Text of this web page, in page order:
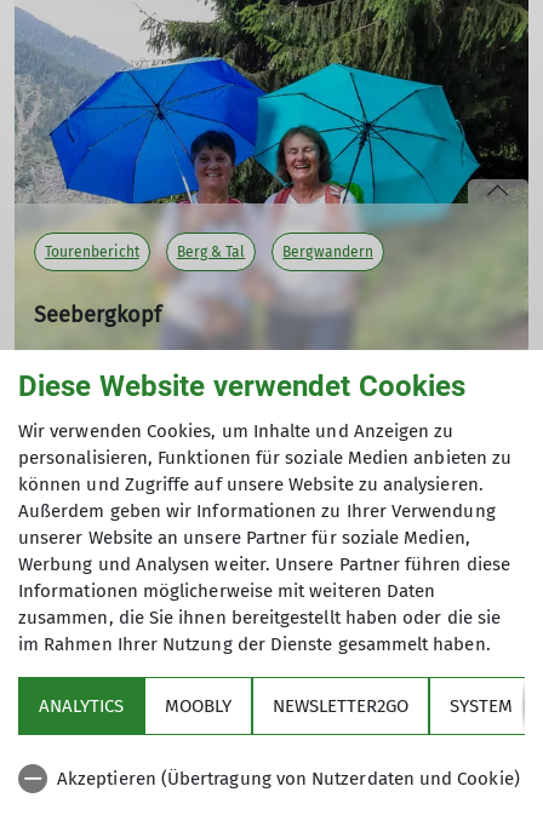
mehr erfahren
Tourenbericht Berg & Tal Bergwandern
Seebergkopf
02.08.2023
Michael Sanftl war mit seinen Teilnehmerinnen wieder
unterwegs.
mehr erfahren
Andere Themen
Berg & Bier Bergsteigen Bergwandern Bikegruppe
Das Bergteam
Mountain- und Gravelbike Tour Mountainbiken
Tourenbericht
Links
Unsere Sektion
Diese Website verwendet Cookies
Wir verwenden Cookies, um Inhalte und Anzeigen zu
personalisieren, Funktionen für soziale Medien anbieten zu
können und Zugriffe auf unsere Website zu analysieren.
Außerdem geben wir Informationen zu Ihrer Verwendung
unserer Website an unsere Partner für soziale Medien,
Werbung und Analysen weiter. Unsere Partner führen diese
Informationen möglicherweise mit weiteren Daten
zusammen, die Sie ihnen bereitgestellt haben oder die sie
im Rahmen Ihrer Nutzung der Dienste gesammelt haben.
ANALYTICS MOOBLY NEWSLETTER2GO SYSTEM
Akzeptieren (Übertragung von Nutzerdaten und Cookie)